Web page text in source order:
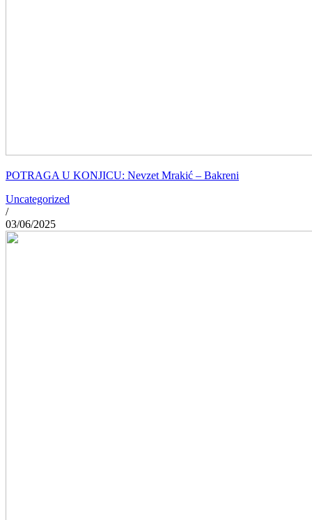
POTRAGA U KONJICU: Nevzet Mrakić – Bakreni
Uncategorized
/
03/06/2025